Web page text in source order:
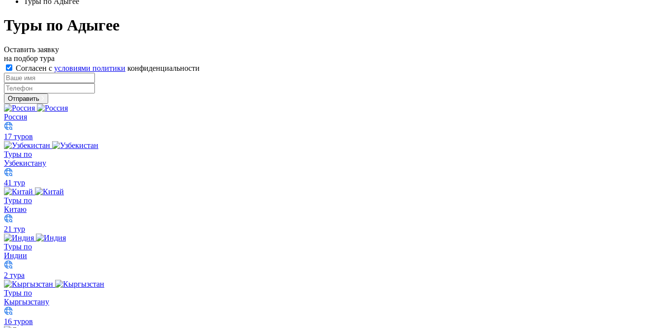
Туры по Адыгее
Оставить заявку
на подбор тура
Согласен с условиями политики конфиденциальности
Отправить
Россия
17 туров
Туры по
Узбекистану
41 тур
Туры по
Китаю
21 тур
Туры по
Индии
2 тура
Туры по
Кыргызстану
16 туров